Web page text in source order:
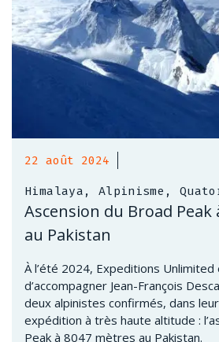
22 août 2024
Himalaya, Alpinisme,
Ascension du Broad Peak
au Pakistan
À l’été 2024, Expeditions Unlimited
d’accompagner Jean-François
deux alpinistes confirmés, dans
expédition à très haute altitude :
Peak à 8047 mètres au Pakistan.